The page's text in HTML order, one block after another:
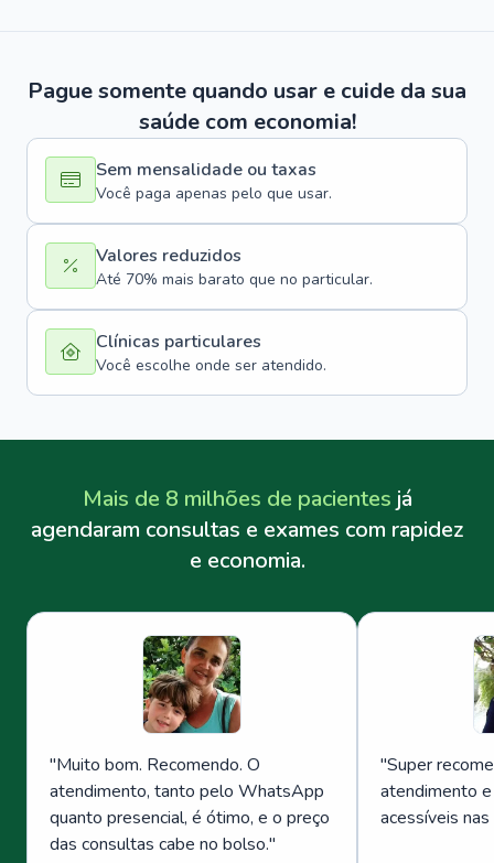
Pague somente quando usar e cuide da sua
saúde com economia!
Sem mensalidade ou taxas
Você paga apenas pelo que usar.
Valores reduzidos
Até 70% mais barato que no particular.
Clínicas particulares
Você escolhe onde ser atendido.
Mais de 8 milhões de pacientes já
agendaram consultas e exames com rapidez
e economia.
"Muito bom. Recomendo. O
atendimento, tanto pelo WhatsApp
quanto presencial, é ótimo, e o preço
das consultas cabe no bolso."
"Super
atendimento
acessíveis